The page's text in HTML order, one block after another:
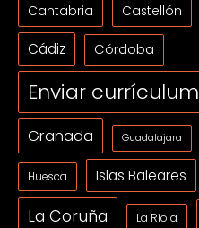
Cantabria Castellón
Cádiz Córdoba
Enviar currículum
Granada Guadalajara
Huesca Islas Baleares
La Coruña La Rioja